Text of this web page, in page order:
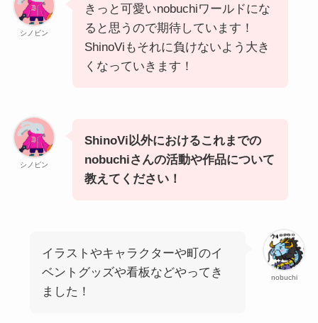
シノビン
きっと可愛いnobuchiワールドにな
ると思うので期待しています！
ShinoViもそれに負けないよう大き
くなっていきます！
シノビン
ShinoVi以外におけるこれまでの
nobuchiさんの活動や作品について
教えてください！
nobuchi
イラストやキャラクターや町のイ
ベントグッズや看板などやってき
ました！